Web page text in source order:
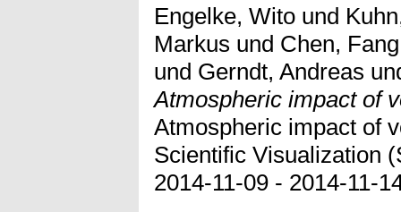
Engelke, Wito und
Markus und Chen, Fang
und Gerndt, Andreas
Atmospheric impact of
Atmospheric impact of
Scientific Visualization
2014-11-09 - 2014-11-